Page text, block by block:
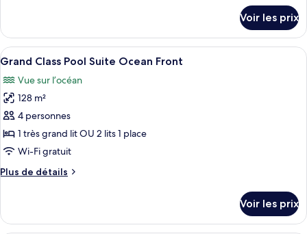
View
le
type
de
Ambassador
Suite
View
Voir les prix
Afficher
toutes
les
photos
pour
ce
type
chambre :
Pool
Une chambre d’hôtel moderne
12
Grand Class Pool Suite Ocean Front
Vue sur l’océan
128 m²
4 personnes
1 très grand lit OU 2 lits 1 place
Wi-Fi gratuit
Plus de détails
Plus
le
Voir les prix